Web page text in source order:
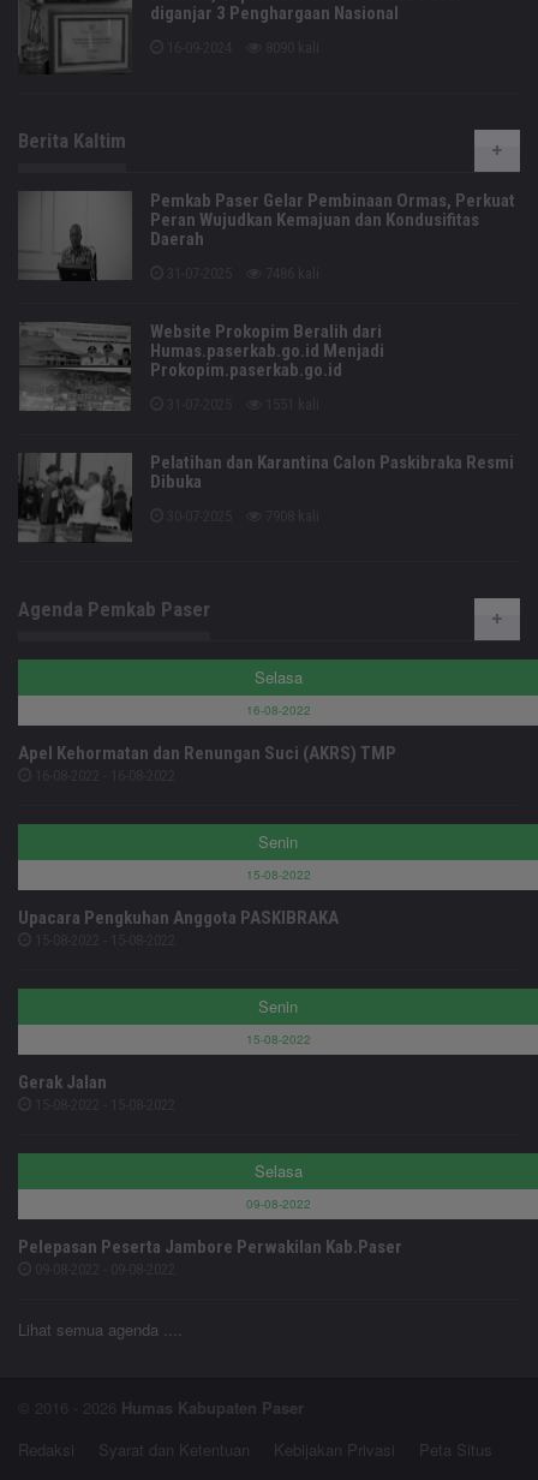
diganjar 3 Penghargaan Nasional
Berita Kaltim
Pemkab Paser Gelar Pembinaan Ormas, Perkuat
Peran Wujudkan Kemajuan dan Kondusifitas
Daerah
Website Prokopim Beralih dari
Humas.paserkab.go.id Menjadi
Prokopim.paserkab.go.id
Pelatihan dan Karantina Calon Paskibraka Resmi
Dibuka
Agenda Pemkab Paser
Selasa
16-08-2022
Apel Kehormatan dan Renungan Suci (AKRS) TMP
Senin
15-08-2022
Upacara Pengkuhan Anggota PASKIBRAKA
Senin
15-08-2022
Gerak Jalan
Selasa
09-08-2022
Pelepasan Peserta Jambore Perwakilan Kab.Paser
Lihat semua agenda ....
© 2016 - 2026 Humas Kabupaten Paser
Redaksi
Syarat dan Ketentuan Kebijakan Privasi Peta Situs